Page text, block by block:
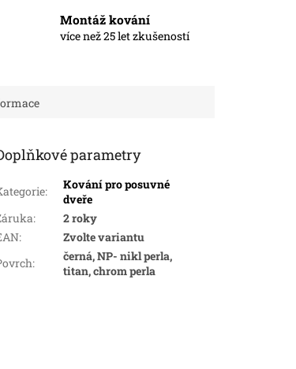
Montáž kování
více než 25 let zkušeností
parametry
:
Kování pro posuvné
dveře
:
2 roky
:
Zvolte variantu
:
černá, NP- nikl perla,
titan, chrom perla